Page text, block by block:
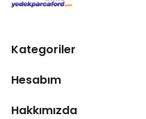
Kategoriler
Hesabım
Hakkımızda